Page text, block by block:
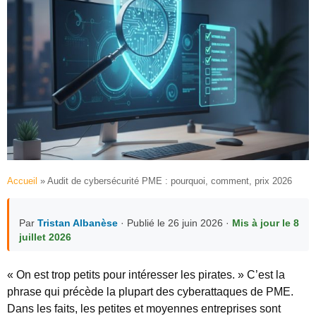
Accueil » Audit de cybersécurité PME : pourquoi, comment, prix 2026
Par Tristan Albanèse · Publié le 26 juin 2026 · Mis à jour le 8
juillet 2026
« On est trop petits pour intéresser les pirates. » C’est la
phrase qui précède la plupart des cyberattaques de PME.
Dans les faits, les petites et moyennes entreprises sont